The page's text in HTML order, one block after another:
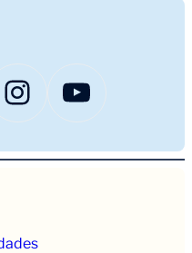
Instagram